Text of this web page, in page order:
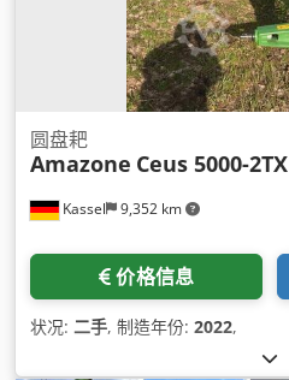
Kassel 9,352 km
圆盘耙
Amazone Ceus 5000-2TX
价格信息
状况: 二手, 制造年份: 2022,